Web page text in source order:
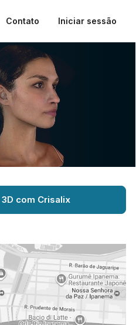
Contato Iniciar sessão
com Crisalix